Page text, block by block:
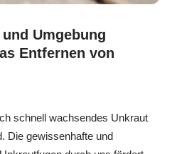
Umgebung
Entfernen von
schnell wachsendes Unkraut
Die gewissenhafte und